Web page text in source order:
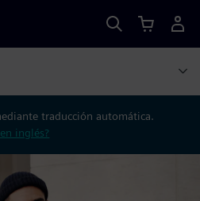
traducción automática.
inglés?